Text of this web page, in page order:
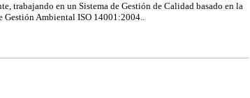
trabajando en un Sistema de Gestión de Calidad basado en la
Gestión Ambiental ISO 14001:2004..